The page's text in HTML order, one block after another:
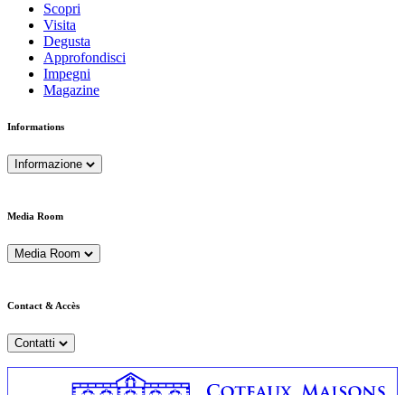
Scopri
Visita
Degusta
Approfondisci
Impegni
Magazine
Informations
Informazione
Media Room
Media Room
Contact & Accès
Contatti